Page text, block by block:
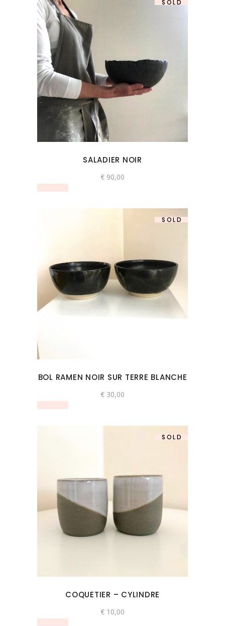
SOLD
SALADIER NOIR
€ 90,00
SOLD
BOL RAMEN NOIR SUR TERRE BLANCHE
€ 30,00
SOLD
COQUETIER – CYLINDRE
€ 10,00